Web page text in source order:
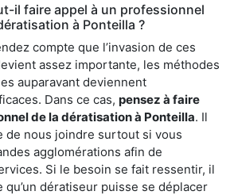
il faire appel à un professionnel
à Ponteilla ?
compte que l’invasion de ces
assez importante, les méthodes
auparavant deviennent
Dans ce cas, pensez à faire
de la dératisation à Ponteilla. Il
de nous joindre surtout si vous
agglomérations afin de
Si le besoin se fait ressentir, il
qu’un dératiseur puisse se déplacer